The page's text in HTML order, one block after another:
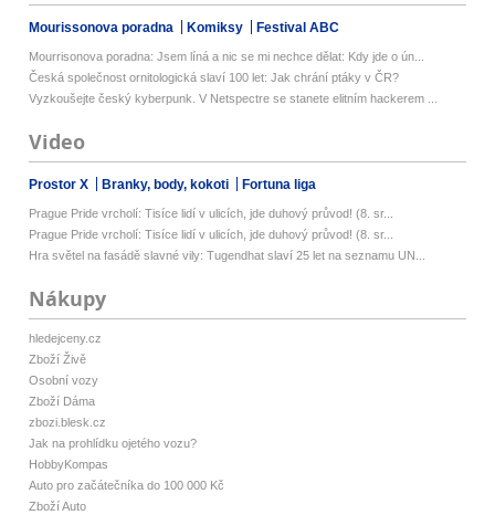
Mourissonova poradna Komiksy Festival ABC
Mourrisonova poradna: Jsem líná a nic se mi nechce dělat: Kdy jde o ún...
Česká společnost ornitologická slaví 100 let: Jak chrání ptáky v ČR?
Vyzkoušejte český kyberpunk. V Netspectre se stanete elitním hackerem ...
Video
Prostor X Branky, body, kokoti Fortuna liga
Prague Pride vrcholí: Tisíce lidí v ulicích, jde duhový průvod! (8. sr...
Prague Pride vrcholí: Tisíce lidí v ulicích, jde duhový průvod! (8. sr...
Hra světel na fasádě slavné vily: Tugendhat slaví 25 let na seznamu UN...
Nákupy
hledejceny.cz
Zboží Živě
Osobní vozy
Zboží Dáma
zbozi.blesk.cz
Jak na prohlídku ojetého vozu?
HobbyKompas
Auto pro začátečníka do 100 000 Kč
Zboží Auto